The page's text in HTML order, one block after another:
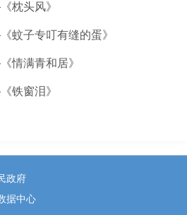
枕头风》
子专叮有缝的蛋》
情满青和居》
铁窗泪》
政府
据中心